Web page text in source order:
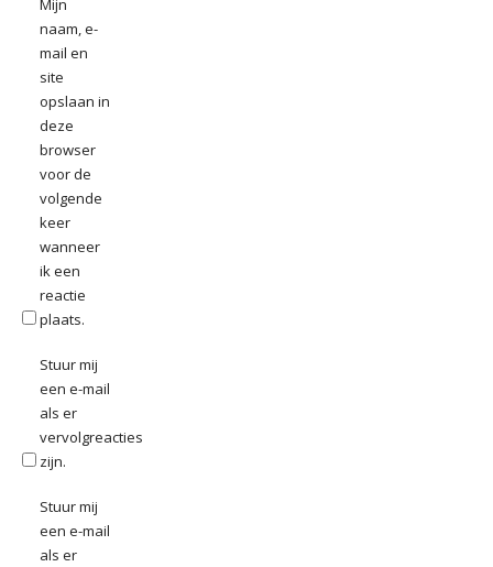
Mijn
naam, e-
mail en
site
opslaan in
deze
browser
voor de
volgende
keer
wanneer
ik een
reactie
plaats.
Stuur mij
een e-mail
als er
vervolgreacties
zijn.
Stuur mij
een e-mail
als er